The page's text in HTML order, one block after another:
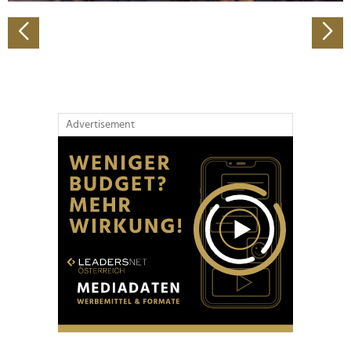
Partner führen diese Informationen möglicherweise mit
weiteren Daten zusammen, die Sie ihnen bereitgestellt
Advertisement